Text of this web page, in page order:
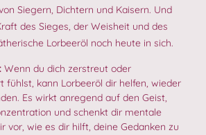
Siegern, Dichtern und Kaisern. Und
des Sieges, der Weisheit und des
Lorbeeröl noch heute in sich.
Wenn du dich zerstreut oder
fühlst, kann Lorbeeröl dir helfen, wieder
Es wirkt anregend auf den Geist,
und schenkt dir mentale
vor, wie es dir hilft, deine Gedanken zu